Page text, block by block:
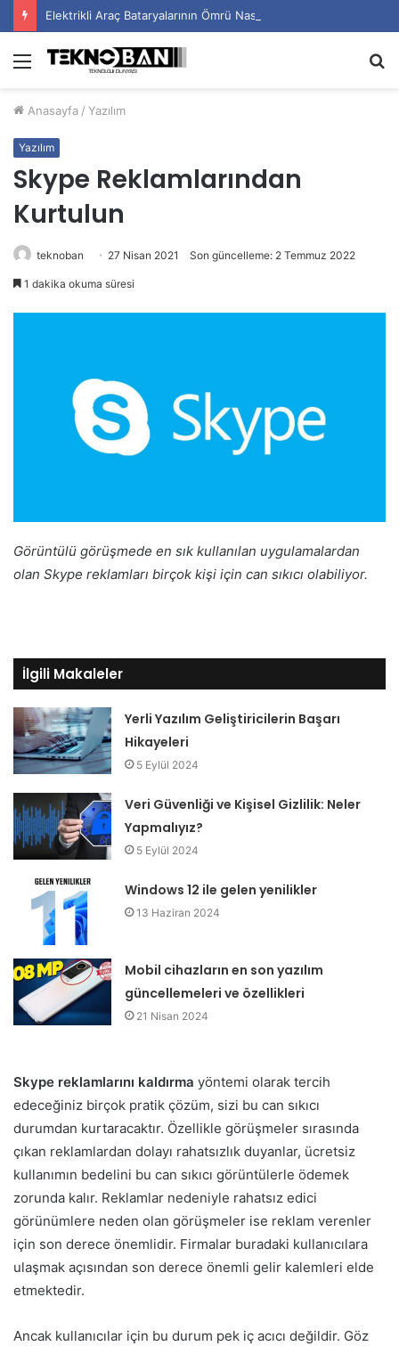
Elektrikli Araç Bataryalarının Ömrü Nasıl Uzatılır?
Menü
Anasayfa / Yazılım
Yazılım
Skype Reklamlarından
Kurtulun
teknoban 27 Nisan 2021 Son güncelleme: 2 Temmuz 2022
1 dakika okuma süresi
Görüntülü görüşmede en sık kullanılan uygulamalardan
olan Skype reklamları birçok kişi için can sıkıcı olabiliyor.
İlgili Makaleler
Yerli Yazılım Geliştiricilerin Başarı
Hikayeleri
5 Eylül 2024
Veri Güvenliği ve Kişisel Gizlilik: Neler
Yapmalıyız?
5 Eylül 2024
Windows 12 ile gelen yenilikler
13 Haziran 2024
Mobil cihazların en son yazılım
güncellemeleri ve özellikleri
21 Nisan 2024
Skype reklamlarını kaldırma yöntemi olarak tercih
edeceğiniz birçok pratik çözüm, sizi bu can sıkıcı
durumdan kurtaracaktır. Özellikle görüşmeler sırasında
çıkan reklamlardan dolayı rahatsızlık duyanlar, ücretsiz
kullanımın bedelini bu can sıkıcı görüntülerle ödemek
zorunda kalır. Reklamlar nedeniyle rahatsız edici
görünümlere neden olan görüşmeler ise reklam verenler
için son derece önemlidir. Firmalar buradaki kullanıcılara
ulaşmak açısından son derece önemli gelir kalemleri elde
etmektedir.
Ancak kullanıcılar için bu durum pek iç acıcı değildir. Göz